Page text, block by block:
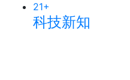
21+
科技新知